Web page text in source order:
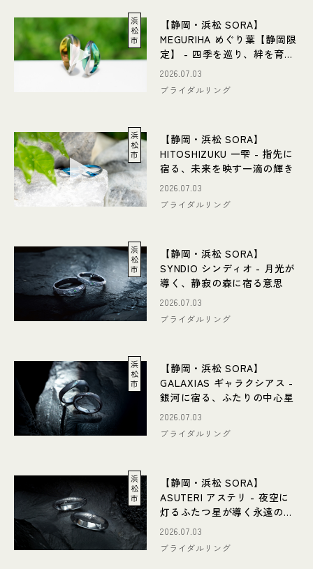
浜
松
市
【静岡・浜松 SORA】
MEGURIHA めぐり葉【静岡限
定】 - 四季を巡り、絆を育む
一枚の葉
2026.07.03
ブライダルリング
浜
松
市
【静岡・浜松 SORA】
HITOSHIZUKU 一雫 - 指先に
宿る、未来を映す一滴の輝き
2026.07.03
ブライダルリング
浜
松
市
【静岡・浜松 SORA】
SYNDIO シンディオ - 月光が
導く、静寂の森に宿る意思
2026.07.03
ブライダルリング
浜
松
市
【静岡・浜松 SORA】
GALAXIAS ギャラクシアス -
銀河に宿る、ふたりの中心星
2026.07.03
ブライダルリング
浜
松
市
【静岡・浜松 SORA】
ASUTERI アステリ - 夜空に
灯るふたつ星が導く永遠のき
らめき
2026.07.03
ブライダルリング